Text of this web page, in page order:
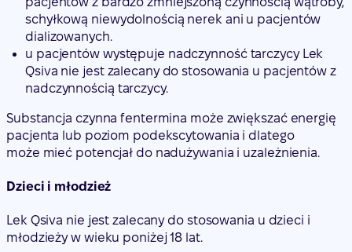
schyłkową niewydolnością nerek ani u pacjentów
dializowanych.
u pacjentów występuje nadczynność tarczycy Lek
Qsiva nie jest zalecany do stosowania u pacjentów z
nadczynnością tarczycy.
Substancja czynna fentermina może zwiększać energię
pacjenta lub poziom podekscytowania i dlatego
może mieć potencjał do nadużywania i uzależnienia.
Dzieci i młodzież
Lek Qsiva nie jest zalecany do stosowania u dzieci i
młodzieży w wieku poniżej 18 lat.